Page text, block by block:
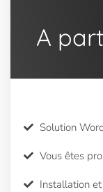
A
Solution
Vous êtes
Installation